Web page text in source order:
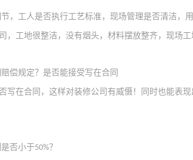
，工人是否执行工艺标准，现场管理是否清洁，
，工地很整洁，没有烟头，材料摆放整齐 ， 现场
偿规定？是否能接受写在合同
写在合同，这样对装修公司有威慑！同时也能表
否小于50%？